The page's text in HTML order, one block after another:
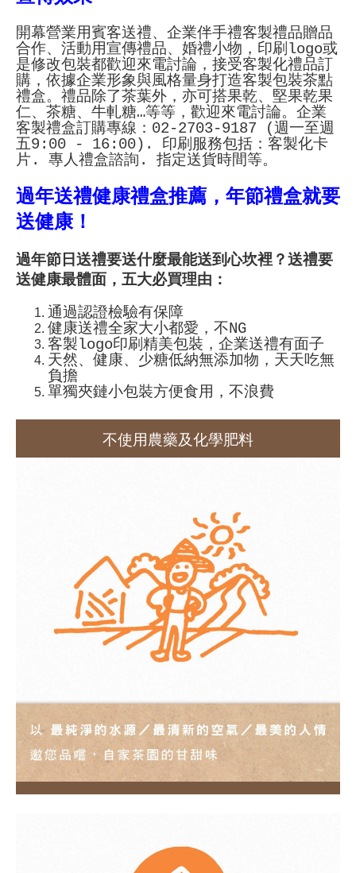
開幕營業用賓客送禮、企業伴手禮客製禮品贈品
合作、活動用宣傳禮品、婚禮小物，印刷logo或
是修改包裝都歡迎來電討論，接受客製化禮品訂
購，依據企業形象與風格量身打造客製包裝茶點
禮盒。禮品除了茶葉外，亦可搭果乾、堅果乾果
仁、茶糖、牛軋糖…等等，歡迎來電討論。企業
客製禮盒訂購專線：02-2703-9187 (週一至週
五9:00 - 16:00). 印刷服務包括：客製化卡
片. 專人禮盒諮詢. 指定送貨時間等。
過年送禮健康禮盒推薦，年節禮盒就要
送健康！
過年節日送禮要送什麼最能送到心坎裡？送禮要
送健康最體面，五大必買理由：
通過認證檢驗有保障
健康送禮全家大小都愛，不NG
客製logo印刷精美包裝，企業送禮有面子
天然、健康、少糖低納無添加物，天天吃無
負擔
單獨夾鏈小包裝方便食用，不浪費
不使用農藥及化學肥料